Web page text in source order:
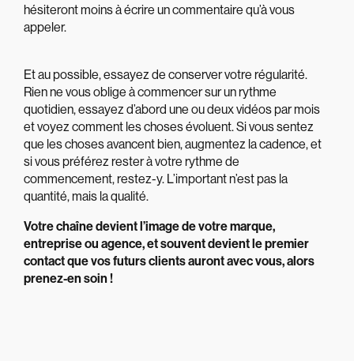
hésiteront moins à écrire un commentaire qu’à vous
appeler.
Et au possible, essayez de conserver votre régularité.
Rien ne vous oblige à commencer sur un rythme
quotidien, essayez d’abord une ou deux vidéos par mois
et voyez comment les choses évoluent. Si vous sentez
que les choses avancent bien, augmentez la cadence, et
si vous préférez rester à votre rythme de
commencement, restez-y. L’important n’est pas la
quantité, mais la qualité.
Votre chaîne devient l’image de votre marque,
entreprise ou agence, et souvent devient le premier
contact que vos futurs clients auront avec vous, alors
prenez-en soin !